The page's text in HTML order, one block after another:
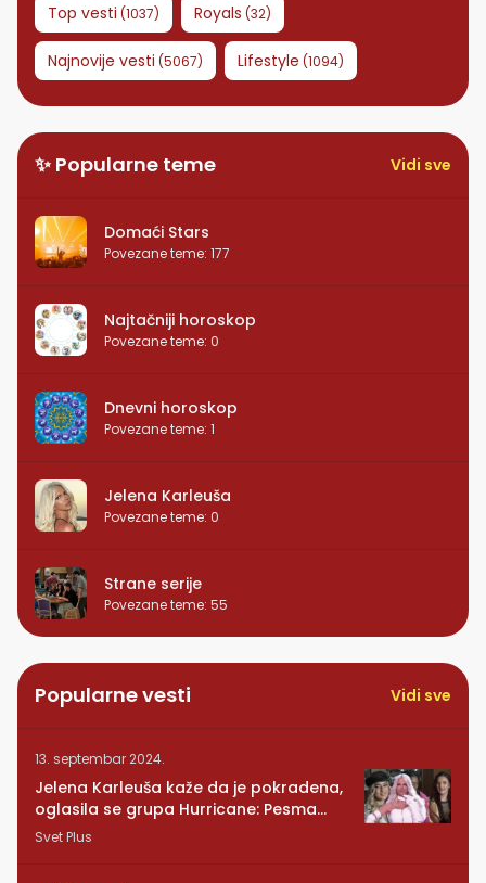
Top vesti (1037) Royals (32)
Najnovije vesti (5067) Lifestyle (1094)
✨ Popularne teme Vidi sve
Domaći Stars
Povezane teme: 177
Najtačniji horoskop
Povezane teme: 0
Dnevni horoskop
Povezane teme: 1
Jelena Karleuša
Povezane teme: 0
Strane serije
Povezane teme: 55
Popularne vesti Vidi sve
13. septembar 2024.
Jelena Karleuša kaže da je pokradena,
oglasila se grupa Hurricane: Pesma
RUNDE je naša!
Svet Plus